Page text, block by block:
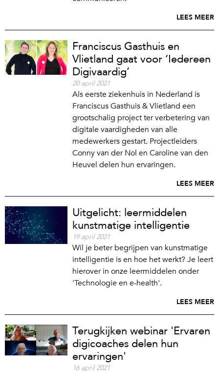
LEES MEER
Franciscus Gasthuis en
Vlietland gaat voor ‘Iedereen
Digivaardig’
20 april 2021
Als eerste ziekenhuis in Nederland is
Franciscus Gasthuis & Vlietland een
grootschalig project ter verbetering van
digitale vaardigheden van alle
medewerkers gestart. Projectleiders
Conny van der Nol en Caroline van den
Heuvel delen hun ervaringen.
LEES MEER
Uitgelicht: leermiddelen
kunstmatige intelligentie
19 april 2021
Wil je beter begrijpen van kunstmatige
intelligentie is en hoe het werkt? Je leert
hierover in onze leermiddelen onder
'Technologie en e-health'.
LEES MEER
Terugkijken webinar 'Ervaren
digicoaches delen hun
ervaringen'
16 april 2021